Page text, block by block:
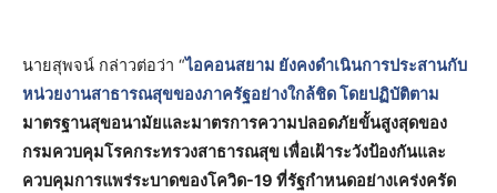
นายสุพจน์ กล่าวต่อว่า “ไอคอนสยาม ยังคงดำเนินการประสานกับ
หน่วยงานสาธารณสุขของภาครัฐอย่างใกล้ชิด โดยปฏิบัติตาม
มาตรฐานสุขอนามัยและมาตรการความปลอดภัยขั้นสูงสุดของ
กรมควบคุมโรคกระทรวงสาธารณสุข เพื่อเฝ้าระวังป้องกันและ
ควบคุมการแพร่ระบาดของโควิด-19 ที่รัฐกำหนดอย่างเคร่งครัด